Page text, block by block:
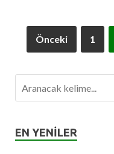
Önceki 1
EN YENILER